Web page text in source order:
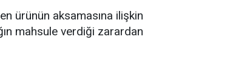
ürünün aksamasına ilişkin
mahsule verdiği zarardan